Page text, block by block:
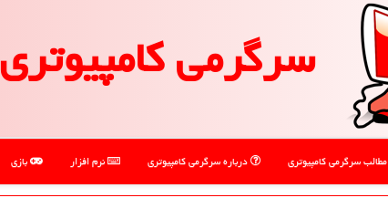
سرگرمی كامپیوتری
مطالب سرگرمی كامپیوتری درباره سرگرمی كامپیوتری نرم افزار بازی